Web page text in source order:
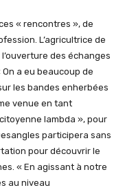
« rencontres », de
L’agricultrice de
des échanges
a eu beaucoup de
les bandes enherbées
venue en tant
lambda », pour
participera sans
pour découvrir le
« En agissant à notre
au niveau